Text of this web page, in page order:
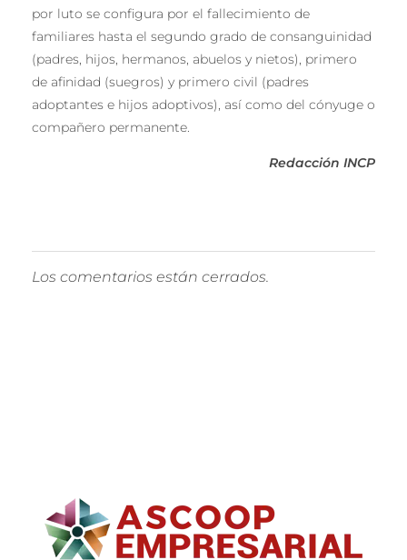
por luto se configura por el fallecimiento de
familiares hasta el segundo grado de consanguinidad
(padres, hijos, hermanos, abuelos y nietos), primero
de afinidad (suegros) y primero civil (padres
adoptantes e hijos adoptivos), así como del cónyuge o
compañero permanente.
Redacción INCP
Los comentarios están cerrados.